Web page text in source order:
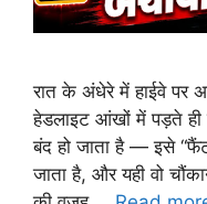
रात के अंधेरे में हाईवे पर
हेडलाइट आंखों में पड़ते
बंद हो जाता है — इसे
जाता है, और यही वो